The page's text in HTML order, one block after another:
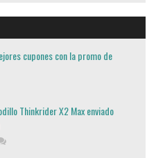
cupones con la promo de
Thinkrider X2 Max enviado